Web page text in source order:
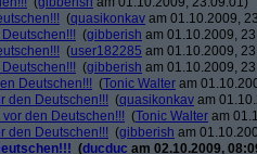
(quasikonkav am 01.10.2009,
(gibberish am 01.10.2009,
(user182285 am 01.10.2009,
(gibberish am 01.10.2009,
Deutschen!!! (Tonic Walter am
den Deutschen!!! (quasikonkav am
vor den Deutschen!!! (Tonic Walter am
den Deutschen!!! (gibberish am
(ducduc am 02.10.2009,